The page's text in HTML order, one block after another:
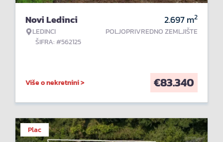
Novi Ledinci
LEDINCI
ŠIFRA: #562125
2.697m2
POLJOPRIVREDNO ZEMLJIŠTE
Više o nekretnini > €83.340
Plac